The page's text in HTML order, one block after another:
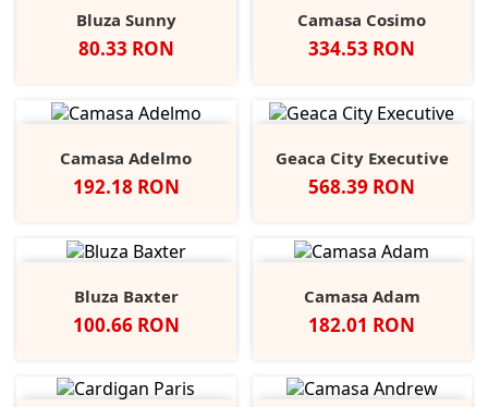
Bluza Sunny
Pret
80.33 RON
Camasa Cosimo
Pret
334.53 RON
Camasa Adelmo
Pret
192.18 RON
Geaca City Executive
Pret
568.39 RON
Bluza Baxter
Pret
100.66 RON
Camasa Adam
Pret
182.01 RON